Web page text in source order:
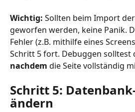
Wichtig: Sollten beim Import
geworfen werden, keine Panik.
Fehler (z.B. mithilfe eines
Schritt 5 fort. Debuggen solltest
nachdem die Seite vollständig
Schritt 5:
ändern